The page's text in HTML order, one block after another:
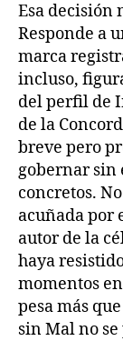
Esa decisión
Responde a
marca
incluso,
del perfil de
de la
breve pero
gobernar sin
concretos.
acuñada por
autor de la
haya
momentos
pesa más
sin Mal no